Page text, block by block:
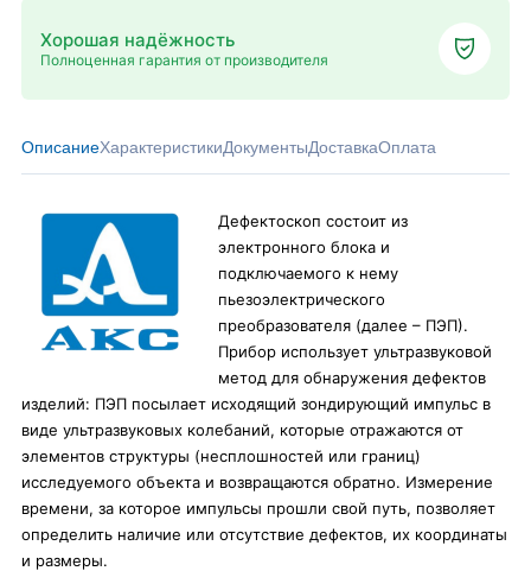
Хорошая надёжность
Полноценная гарантия от производителя
ОписаниеХарактеристикиДокументыДоставкаОплата
Дефектоскоп состоит из
электронного блока и
подключаемого к нему
пьезоэлектрического
преобразователя (далее – ПЭП).
Прибор использует ультразвуковой
метод для обнаружения дефектов
изделий: ПЭП посылает исходящий зондирующий импульс в
виде ультразвуковых колебаний, которые отражаются от
элементов структуры (несплошностей или границ)
исследуемого объекта и возвращаются обратно. Измерение
времени, за которое импульсы прошли свой путь, позволяет
определить наличие или отсутствие дефектов, их координаты
и размеры.